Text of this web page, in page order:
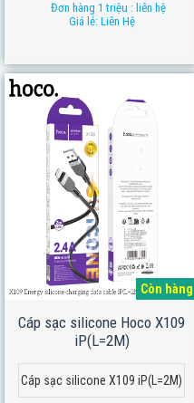
Đơn hàng 1 triệu : liên hệ
Giá lẻ: Liên Hệ
Còn hàng
Cáp sạc silicone Hoco X109
iP(L=2M)
Cáp sạc silicone X109 iP(L=2M)